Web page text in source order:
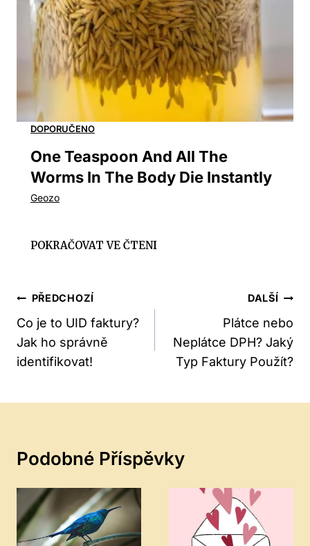
One Teaspoon And All The
Worms In The Body Die Instantly
Navigace
Pro
Příspěvek
PŘEDCHOZÍ
Co je to UID faktury?
Jak ho správně
identifikovat!
DALŠÍ
Plátce nebo
Neplátce DPH? Jaký
Typ Faktury Použít?
Podobné Příspěvky